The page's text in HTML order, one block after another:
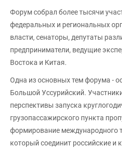
Форум собрал более тысячи
федеральных и региональных
власти, сенаторы, депутаты
предприниматели, ведущие
Востока и Китая.
Одна из основных тем форума -
Большой Уссурийский.
перспективы запуска
грузопассажирского пункта
формирование международного
который соединит российские и